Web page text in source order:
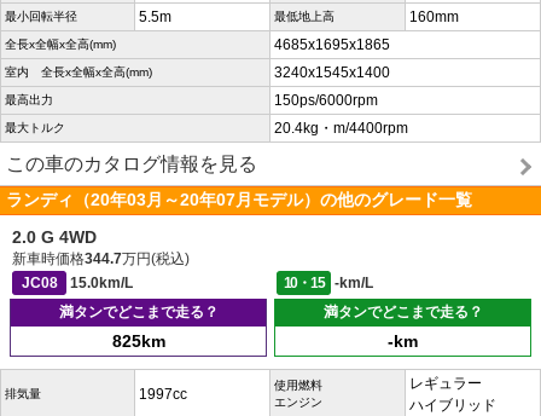
最小回転半径 5.5m 最低地上高 160mm
全長x全幅x全高(mm) 4685x1695x1865
室内 全長x全幅x全高(mm) 3240x1545x1400
最高出力 150ps/6000rpm
最大トルク 20.4kg・m/4400rpm
この車のカタログ情報を見る
ランディ（20年03月～20年07月モデル）の他のグレード一覧
2.0 G 4WD
新車時価格344.7万円(税込)
JC08
15.0km/L 10・15
-km/L
満タンでどこまで走る？
825km
満タンでどこまで走る？
-km
排気量 1997cc
使用燃料
エンジン
レギュラー
ハイブリッド